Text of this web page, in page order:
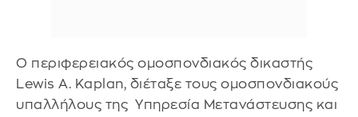
Ο περιφερειακός ομοσπονδιακός δικαστής
Lewis A. Kaplan, διέταξε τους ομοσπονδιακούς
υπαλλήλους της Υπηρεσία Μετανάστευσης και